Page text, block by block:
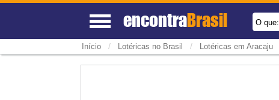
encontraBrasil O que:
Início / Lotéricas no Brasil / Lotéricas em Aracaju